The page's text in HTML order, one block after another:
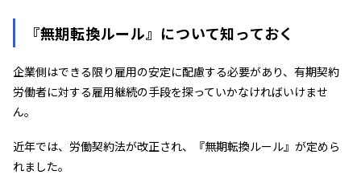
『無期転換ルール』について知っておく
企業側はできる限り雇用の安定に配慮する必要があり、有期契約
労働者に対する雇用継続の手段を探っていかなければいけませ
ん。
近年では、労働契約法が改正され、『無期転換ルール』が定めら
れました。